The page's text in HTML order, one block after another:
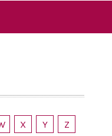
X Y Z